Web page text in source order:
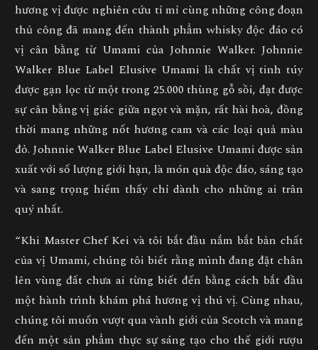
hương vị được nghiên cứu tỉ mỉ cùng những công đoạn
thủ công đã mang đến thành phẩm whisky độc đáo có
vị cân bằng từ Umami của Johnnie Walker. Johnnie
Walker Blue Label Elusive Umami là chất vị tinh túy
được gạn lọc từ một trong 25.000 thùng gỗ sồi, đạt được
sự cân bằng vị giác giữa ngọt và mặn, rất hài hoà, đồng
thời mang những nốt hương cam và các loại quả màu
đỏ. Johnnie Walker Blue Label Elusive Umami được sản
xuất với số lượng giới hạn, là món quà độc đáo, sáng tạo
và sang trọng hiếm thấy chỉ dành cho những ai trân
quý nhất.
“Khi Master Chef Kei và tôi bắt đầu nắm bắt bản chất
của vị Umami, chúng tôi biết rằng mình đang đặt chân
lên vùng đất chưa ai từng biết đến bằng cách bắt đầu
một hành trình khám phá hương vị thú vị. Cùng nhau,
chúng tôi muốn vượt qua vành giới của Scotch và mang
đến một sản phẩm thực sự sáng tạo cho thế giới rượu